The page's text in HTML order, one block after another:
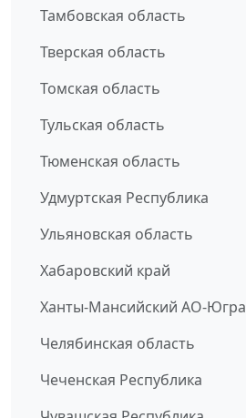
Тамбовская область
Тверская область
Томская область
Тульская область
Тюменская область
Удмуртская Республика
Ульяновская область
Хабаровский край
Ханты-Мансийский АО-Югра
Челябинская область
Чеченская Республика